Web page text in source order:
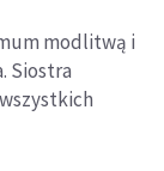
modlitwą i
Siostra